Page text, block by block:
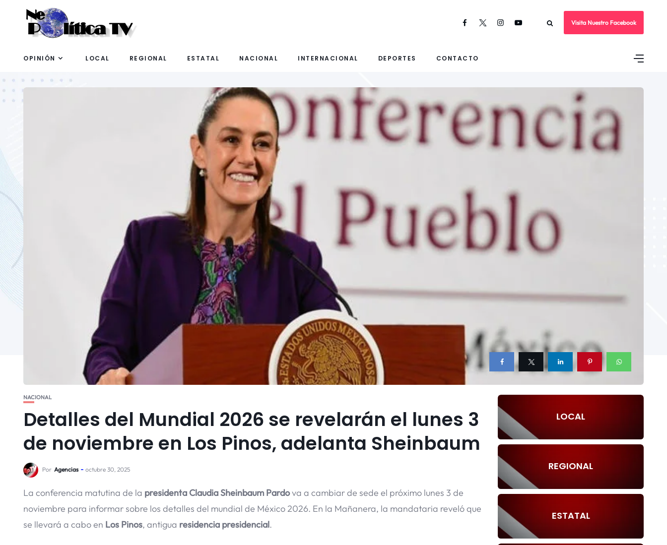
Visita Nuestro Facebook
OPINIÓN LOCAL REGIONAL ESTATAL NACIONAL INTERNACIONAL DEPORTES CONTACTO
NACIONAL
Detalles del Mundial 2026 se revelarán el lunes 3
de noviembre en Los Pinos, adelanta Sheinbaum
Por Agencias octubre 30, 2025
La conferencia matutina de la presidenta Claudia Sheinbaum Pardova a cambiar de sede el próximo lunes 3 de
noviembre para informar sobre los detalles del mundial de México 2026. En la Mañanera, la mandataria reveló que
se llevará a cabo en Los Pinos, antigua residencia presidencial.
LOCAL
REGIONAL
ESTATAL